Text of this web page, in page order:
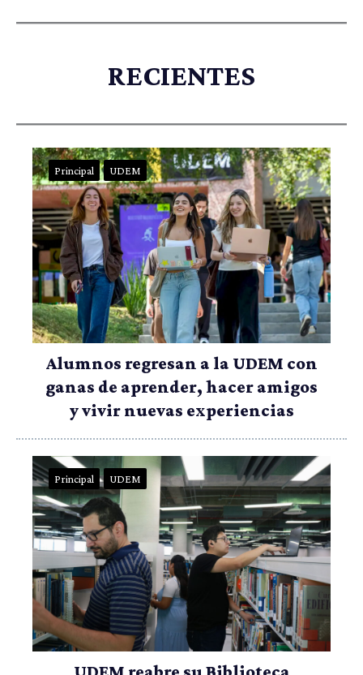
RECIENTES
Principal UDEM
Alumnos regresan a la UDEM con
ganas de aprender, hacer amigos
y vivir nuevas experiencias
Principal UDEM